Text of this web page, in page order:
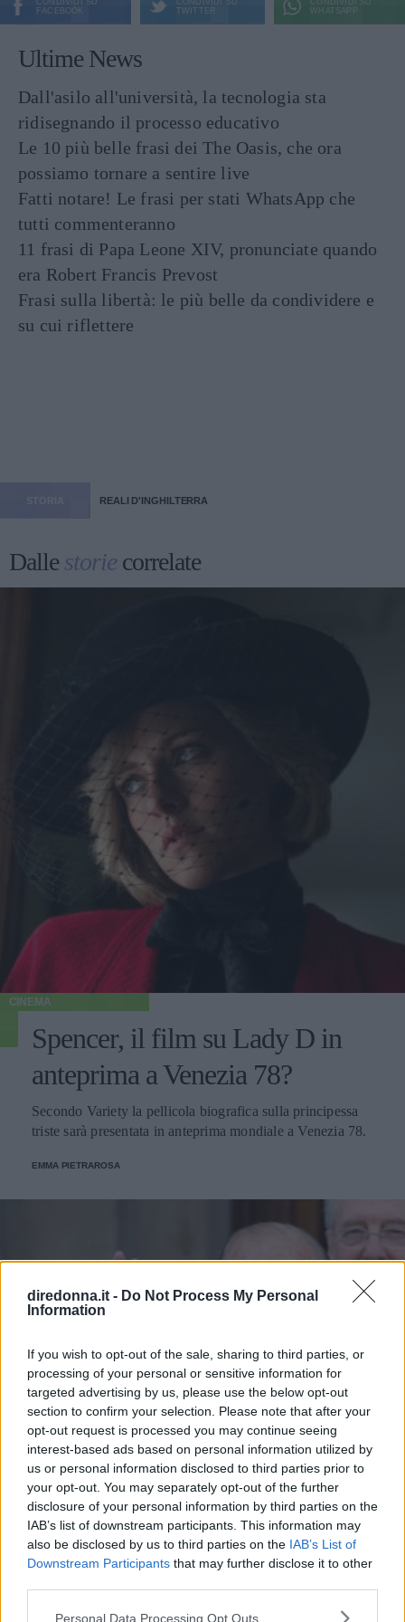
diredonna.it - Do Not Process My Personal
Information
If you wish to opt-out of the sale, sharing to third parties, or
processing of your personal or sensitive information for
targeted advertising by us, please use the below opt-out
section to confirm your selection. Please note that after your
opt-out request is processed you may continue seeing
interest-based ads based on personal information utilized by
us or personal information disclosed to third parties prior to
your opt-out. You may separately opt-out of the further
disclosure of your personal information by third parties on the
IAB’s list of downstream participants. This information may
also be disclosed by us to third parties on the IAB’s List of
Downstream Participants that may further disclose it to other
Please note that this website/app uses one or more Google
Personal Data Processing Opt Outs
CONDIVIDI SU
FACEBOOK
CONDIVIDI SU
TWITTER
CONDIVIDI SU
WHATSAPP
Ultime News
Dall'asilo all'università, la tecnologia sta
ridisegnando il processo educativo
Le 10 più belle frasi dei The Oasis, che ora
possiamo tornare a sentire live
Fatti notare! Le frasi per stati WhatsApp che
tutti commenteranno
11 frasi di Papa Leone XIV, pronunciate quando
era Robert Francis Prevost
Frasi sulla libertà: le più belle da condividere e
su cui riflettere
REALI D'INGHILTERRA
Dallestorie correlate
CINEMA
Spencer, il film su Lady D in
anteprima a Venezia 78?
Secondo Variety la pellicola biografica sulla principessa
triste sarà presentata in anteprima mondiale a Venezia 78.
EMMA PIETRAROSA